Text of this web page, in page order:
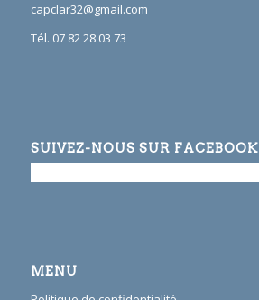
capclar32@gmail.com
Tél. 07 82 28 03 73
SUIVEZ-NOUS SUR FACEBOOK
MENU